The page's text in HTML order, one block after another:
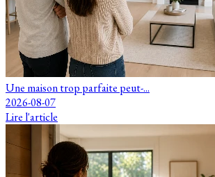
Une maison trop parfaite peut-...
2026-08-07
Lire l'article